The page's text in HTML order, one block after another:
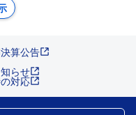
決算公告
らせ
対応